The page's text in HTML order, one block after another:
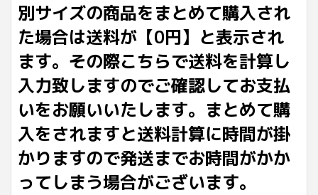
別サイズの商品をまとめて購入され
た場合は送料が【0円】と表示され
ます。その際こちらで送料を計算し
入力致しますのでご確認してお支払
いをお願いいたします。まとめて購
入をされますと送料計算に時間が掛
かりますので発送までお時間がかか
ってしまう場合がございます。